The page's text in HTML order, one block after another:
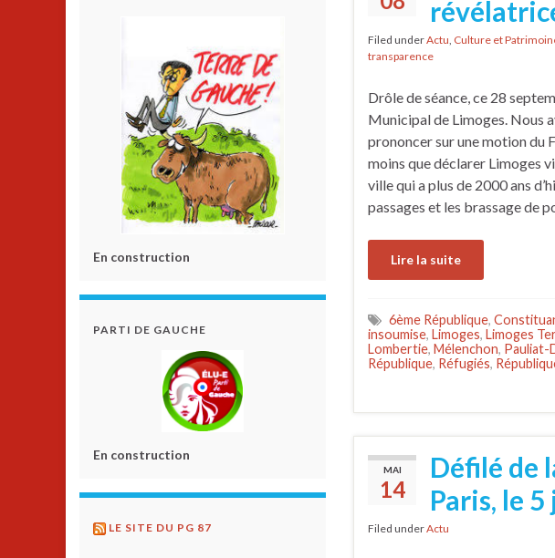
Filed underActu, Culture et
transparence
Drôle de séance, ce 28
Municipal de Limoges. Nous
prononcer sur une motion du
moins que déclarer Limoges
ville qui a plus de 2000 ans
passages et les brassage de
Lire la suite
6ème République,
insoumise, Limoges, Limoges
Lombertie, Mélenchon, Pauliat-
République, Réfugiés,
MAI
14
Défilé de
Paris, le
Filed underActu
En construction
PARTI DE GAUCHE
En construction
LE SITE DU PG 87